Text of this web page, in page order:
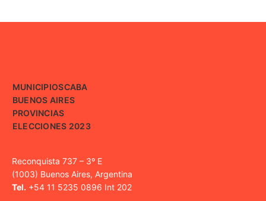
MUNICIPIOSCABA
BUENOS AIRES
PROVINCIAS
ELECCIONES 2023
Reconquista 737 – 3º E
(1003) Buenos Aires, Argentina
Tel. +54 11 5235 0896 Int 202